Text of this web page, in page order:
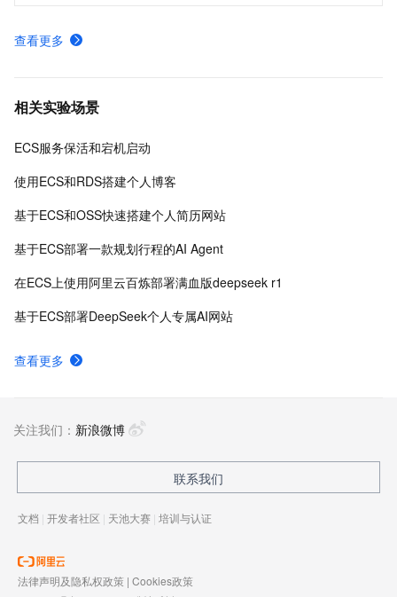
查看更多
相关实验场景
ECS服务保活和宕机启动
使用ECS和RDS搭建个人博客
基于ECS和OSS快速搭建个人简历网站
基于ECS部署一款规划行程的AI Agent
在ECS上使用阿里云百炼部署满血版deepseek r1
基于ECS部署DeepSeek个人专属AI网站
查看更多
关注我们： 新浪微博
联系我们
文档 | 开发者社区 | 天池大赛 | 培训与认证
法律声明及隐私权政策 | Cookies政策